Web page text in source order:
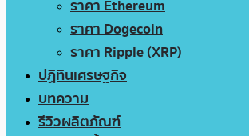
ราคา Ethereum
ราคา Dogecoin
ราคา Ripple (XRP)
ปฏิทินเศรษฐกิจ
บทความ
รีวิวผลิตภัณฑ์